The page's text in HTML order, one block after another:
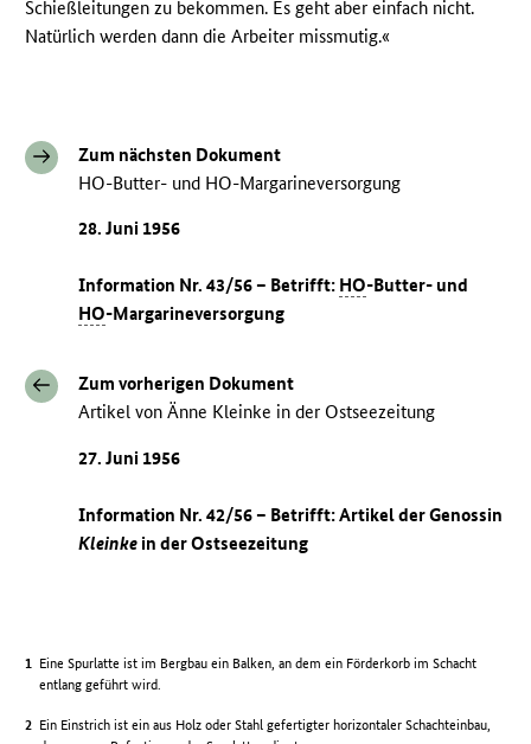
Schießleitungen zu bekommen. Es geht aber einfach nicht.
Natürlich werden dann die Arbeiter missmutig.«
Zum nächsten Dokument
HO-Butter- und HO-Margarineversorgung
28. Juni 1956
Information Nr. 43/56 – Betrifft: HO-Butter- und
HO-Margarineversorgung
Zum vorherigen Dokument
Artikel von Änne Kleinke in der Ostseezeitung
27. Juni 1956
Information Nr. 42/56 – Betrifft: Artikel der Genossin
Kleinke in der Ostseezeitung
Eine Spurlatte ist im Bergbau ein Balken, an dem ein Förderkorb im Schacht
entlang geführt wird.
Ein Einstrich ist ein aus Holz oder Stahl gefertigter horizontaler Schachteinbau,